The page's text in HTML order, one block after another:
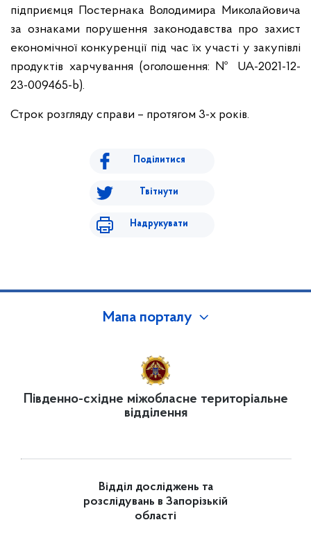
підприємця Постернака Володимира Миколайовича
за ознаками порушення законодавства про захист
економічної конкуренції під час їх участі у закупівлі
продуктів харчування (оголошення: № UA-2021-12-
23-009465-b).
Строк розгляду справи – протягом 3-х років.
Поділитися
Твітнути
Надрукувати
Мапа порталу
Південно-східне міжобласне територіальне
відділення
Відділ досліджень та
розслідувань в Запорізькій
області